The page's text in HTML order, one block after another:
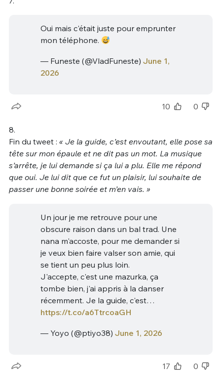
Oui mais c'était juste pour emprunter
mon téléphone.
— Funeste (@VladFuneste) June 1,
2026
10 0
8.
Fin du tweet : « Je la guide, c’est envoutant, elle pose sa
tête sur mon épaule et ne dit pas un mot. La musique
s’arrête, je lui demande si ça lui a plu. Elle me répond
que oui. Je lui dit que ce fut un plaisir, lui souhaite de
passer une bonne soirée et m’en vais. »
Un jour je me retrouve pour une
obscure raison dans un bal trad. Une
nana m'accoste, pour me demander si
je veux bien faire valser son amie, qui
se tient un peu plus loin.
J'accepte, c'est une mazurka, ça
tombe bien, j'ai appris à la danser
récemment. Je la guide, c'est…
https://t.co/a6TtrcoaGH
— Yoyo (@ptiyo38) June 1, 2026
17 0